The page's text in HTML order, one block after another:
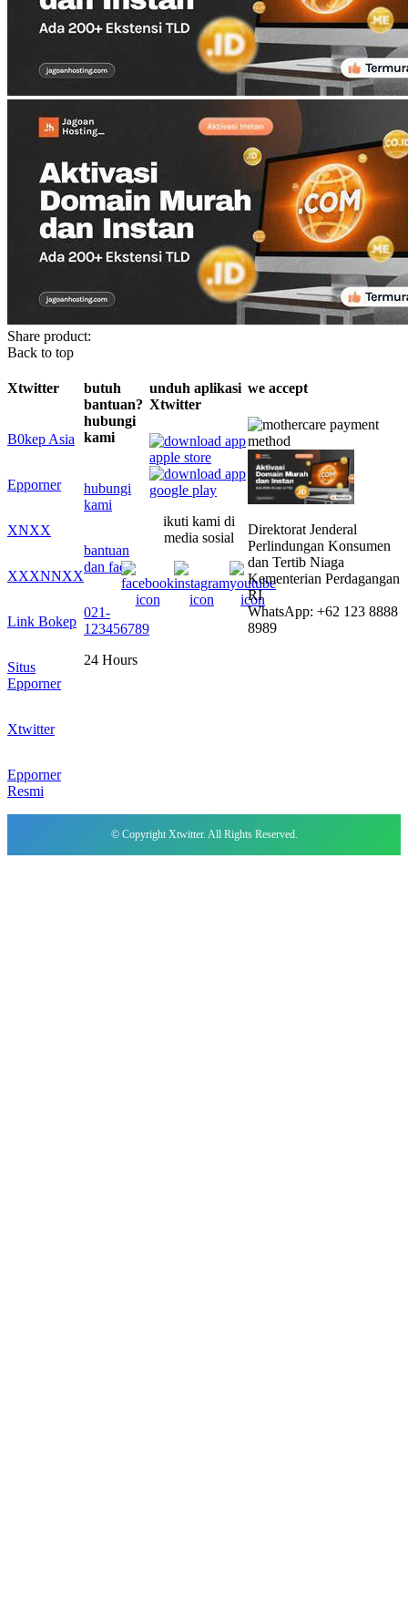
Share product:
Back to top
Xtwitter
B0kep Asia
Epporner
XNXX
XXXNNXX
Link Bokep
Situs
Epporner
Xtwitter
Epporner
Resmi
butuh
bantuan?
hubungi
kami
hubungi
kami
bantuan
dan faq
021-
123456789
24 Hours
unduh aplikasi
Xtwitter
ikuti kami di
media sosial
we accept
Direktorat Jenderal
Perlindungan Konsumen
dan Tertib Niaga
Kementerian Perdagangan
RI
WhatsApp: +62 123 8888
8989
© Copyright Xtwitter. All Rights Reserved.